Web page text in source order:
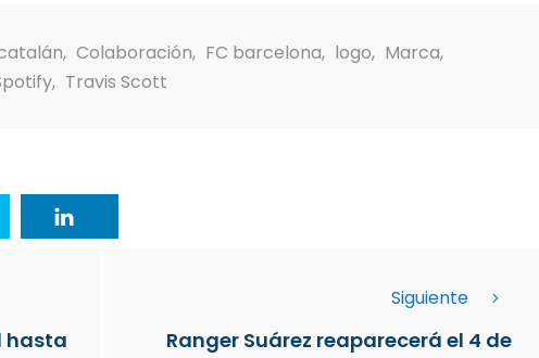
, Colaboración, FC barcelona, logo, Marca,
, Travis Scott
hasta
Siguiente
Ranger Suárez reaparecerá el 4 de